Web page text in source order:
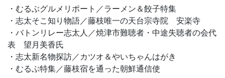
・むるぶグルメリポート／ラーメン＆餃子特集
・志太そこ知り物語／藤枝唯一の天台宗寺院 安楽寺
・バトンリレー志太人／焼津市難聴者・中途失聴者の会代
表 望月美香氏
・志太新名物探訪／カツオ＆やいちゃんはがき
・むるぶ特集／藤枝宿を通った朝鮮通信使